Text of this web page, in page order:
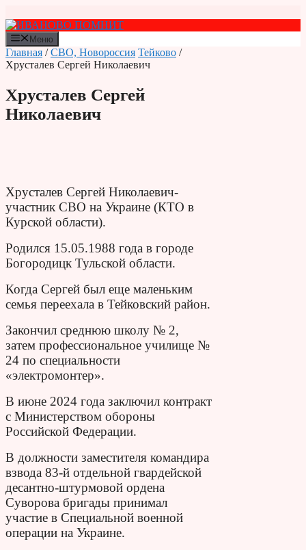
к
содержимому
Меню
Главная /СВО, Новороссия Тейково /
Хрусталев Сергей Николаевич
Хрусталев Сергей
Николаевич
Хрусталев Сергей Николаевич-
участник СВО на Украине (КТО в
Курской области).
Родился 15.05.1988 года в городе
Богородицк Тульской области.
Когда Сергей был еще маленьким
семья переехала в Тейковский район.
Закончил среднюю школу № 2,
затем профессиональное училище №
24 по специальности
«электромонтер».
В июне 2024 года заключил контракт
с Министерством обороны
Российской Федерации.
В должности заместителя командира
взвода 83-й отдельной гвардейской
десантно-штурмовой ордена
Суворова бригады принимал
участие в Специальной военной
операции на Украине.